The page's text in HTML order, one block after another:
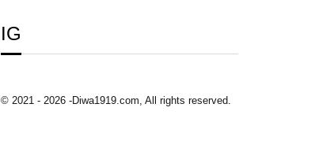
IG
© 2021 - 2026 -Diwa1919.com, All rights reserved.